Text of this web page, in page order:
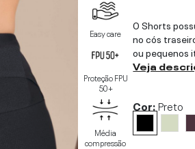
Easy care
Proteção FPU
50+
Média
compressão
O Shorts
no cós
ou pequenos
Veja
Cor:Preto